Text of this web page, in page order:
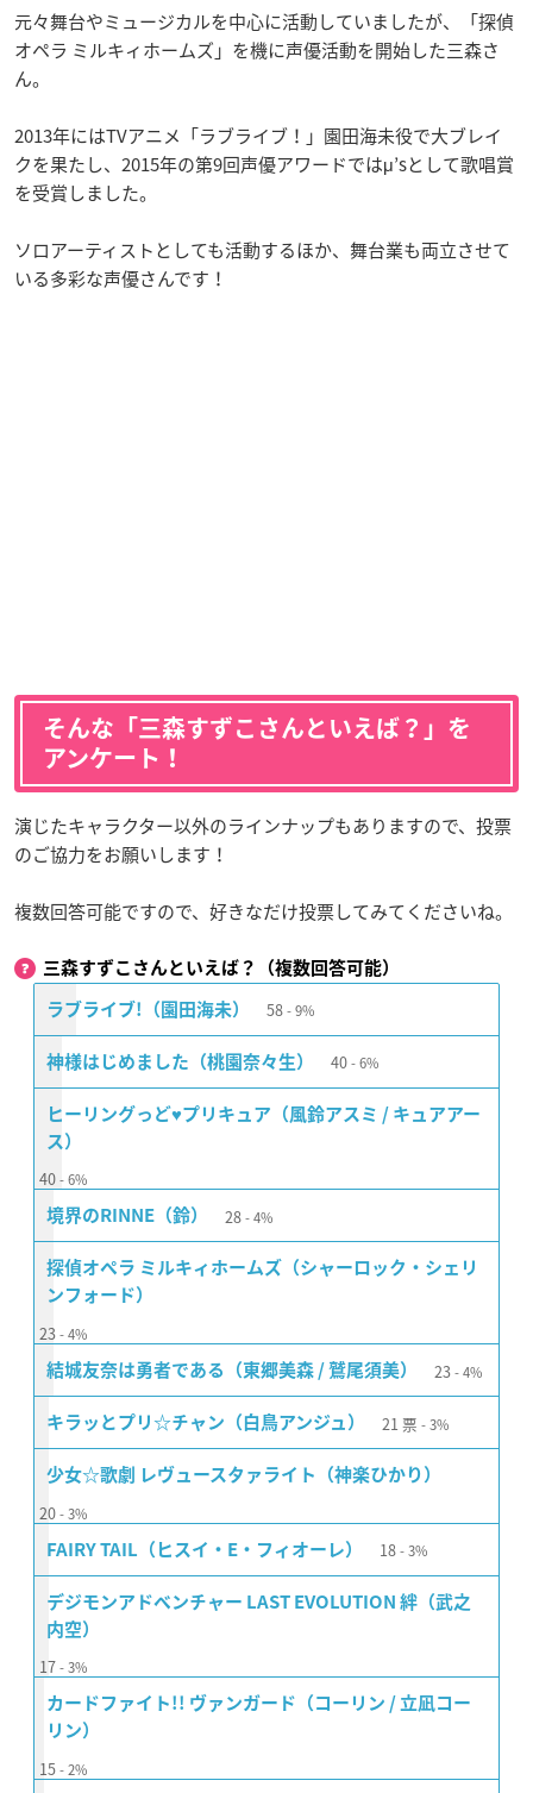
元々舞台やミュージカルを中心に活動していましたが、「探偵
オペラ ミルキィホームズ」を機に声優活動を開始した三森さ
ん。
2013年にはTVアニメ「ラブライブ！」園田海未役で大ブレイ
クを果たし、2015年の第9回声優アワードではμ’sとして歌唱賞
を受賞しました。
ソロアーティストとしても活動するほか、舞台業も両立させて
いる多彩な声優さんです！
そんな「三森すずこさんといえば？」を
アンケート！
演じたキャラクター以外のラインナップもありますので、投票
のご協力をお願いします！
複数回答可能ですので、好きなだけ投票してみてくださいね。
三森すずこさんといえば？（複数回答可能）
ラブライブ!（園田海未） 58 9%
神様はじめました（桃園奈々生） 40 6%
ヒーリングっど♥プリキュア（風鈴アスミ / キュアアー
ス）
40 6%
境界のRINNE（鈴） 28 4%
探偵オペラ ミルキィホームズ（シャーロック・シェリ
ンフォード）
23 4%
結城友奈は勇者である（東郷美森 / 鷲尾須美） 23 4%
キラッとプリ☆チャン（白鳥アンジュ） 21 票 3%
少女☆歌劇 レヴュースタァライト（神楽ひかり）
20 3%
FAIRY TAIL（ヒスイ・E・フィオーレ） 18 3%
デジモンアドベンチャー LAST EVOLUTION 絆（武之
内空）
17 3%
カードファイト!! ヴァンガード（コーリン / 立凪コー
リン）
15 2%